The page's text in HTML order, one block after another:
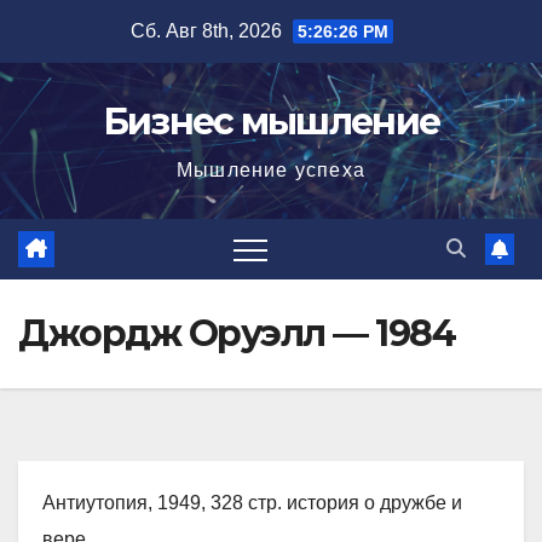
содержимому
Сб. Авг 8th, 2026 5:26:27 PM
Бизнес мышление
Мышление успеха
Джордж Оруэлл — 1984
Антиутопия, 1949, 328 стр. история о дружбе и